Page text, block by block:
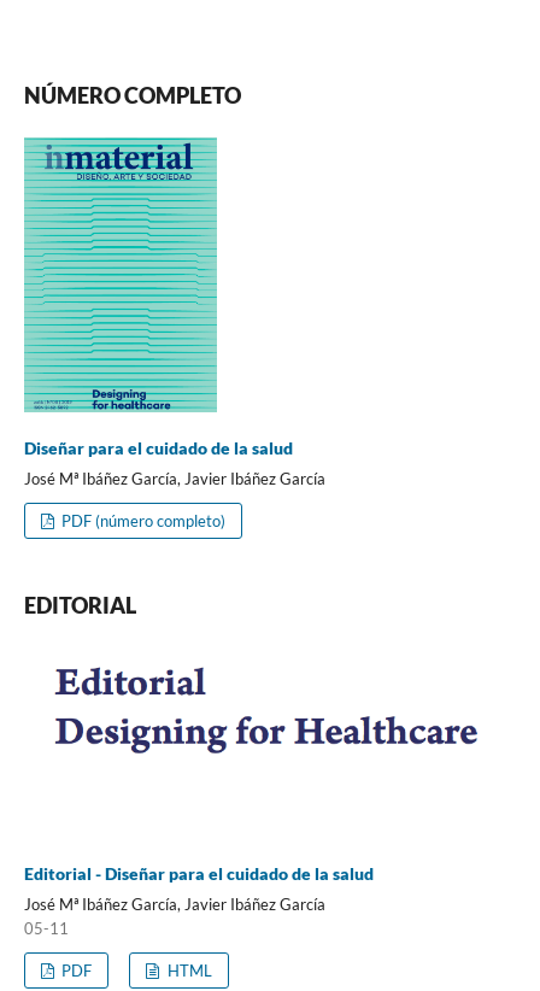
NÚMERO COMPLETO
Diseñar para el cuidado de la salud
José Mª Ibáñez García, Javier Ibáñez García
PDF (número completo)
EDITORIAL
Editorial - Diseñar para el cuidado de la salud
José Mª Ibáñez García, Javier Ibáñez García
05-11
PDF HTML